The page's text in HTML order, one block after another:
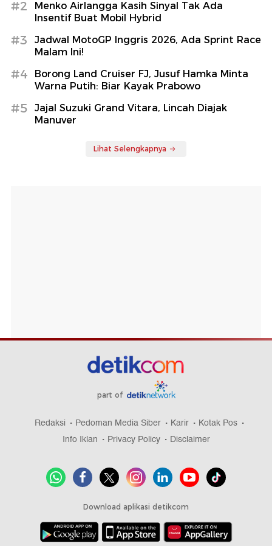
#2
Menko Airlangga Kasih Sinyal Tak Ada
Insentif Buat Mobil Hybrid
#3
Jadwal MotoGP Inggris 2026, Ada Sprint Race
Malam Ini!
#4
Borong Land Cruiser FJ, Jusuf Hamka Minta
Warna Putih: Biar Kayak Prabowo
#5
Jajal Suzuki Grand Vitara, Lincah Diajak
Manuver
Lihat Selengkapnya
part of
Redaksi Pedoman Media Siber Karir
Kotak Pos
Info Iklan
Privacy Policy Disclaimer
Download aplikasi detikcom